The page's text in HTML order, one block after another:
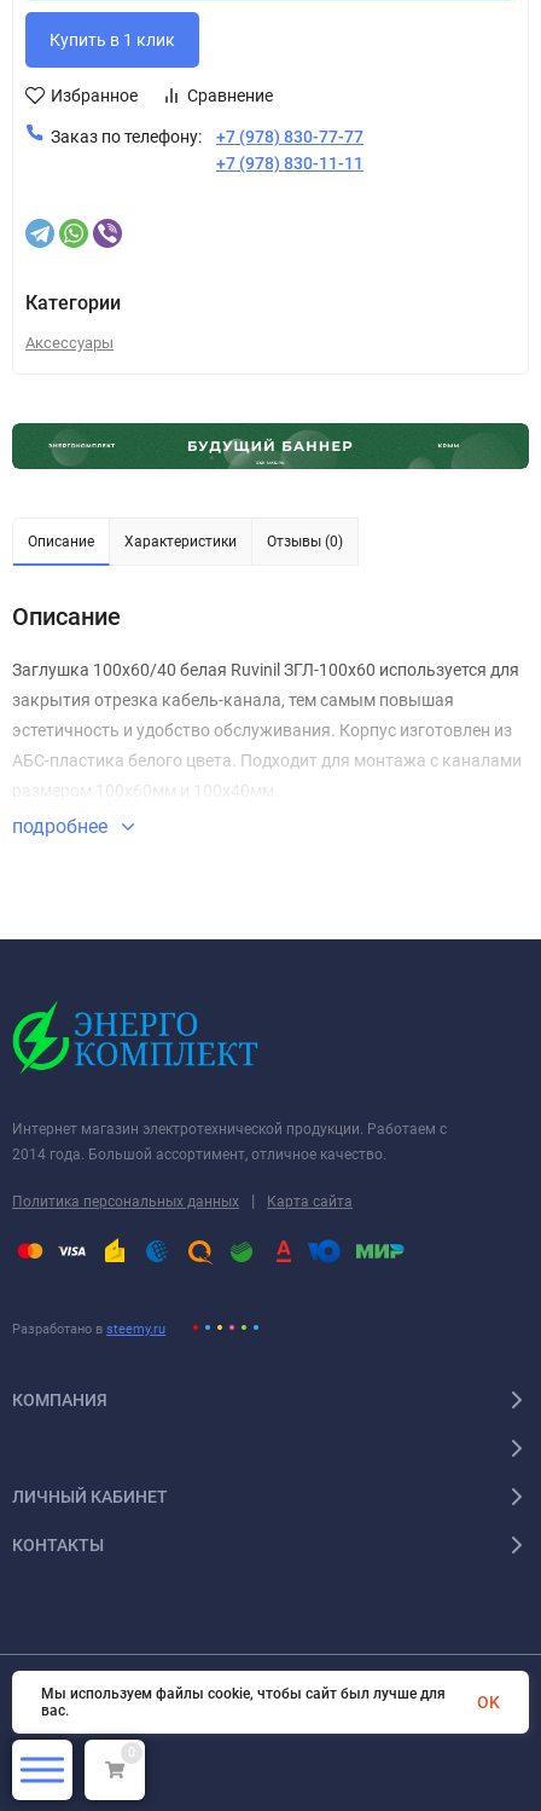
Избранное Сравнение
Заказ по телефону:
+7 (978) 830-77-77
+7 (978) 830-11-11
Категории
Аксессуары
Описание Характеристики Отзывы (0)
Описание
Заглушка 100х60/40 белая Ruvinil ЗГЛ-100х60 используется для
закрытия отрезка кабель-канала, тем самым повышая
эстетичность и удобство обслуживания. Корпус изготовлен из
АБС-пластика белого цвета. Подходит для монтажа с каналами
размером 100х60мм и 100х40мм.
подробнее
Интернет магазин электротехнической продукции. Работаем с
2014 года. Большой ассортимент, отличное качество.
Политика персональных данных | Карта сайта
Разработано в steemy.ru
КОМПАНИЯ
ЛИЧНЫЙ КАБИНЕТ
КОНТАКТЫ
© 2026 Энергокомплект Крым. Все права защищены
0
Мы используем файлы cookie, чтобы сайт был лучше для
вас.
OK